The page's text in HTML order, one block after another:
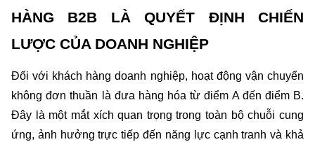
HÀNG B2B LÀ QUYẾT ĐỊNH CHIẾN
LƯỢC CỦA DOANH NGHIỆP
Đối với khách hàng doanh nghiệp, hoạt động vận chuyển
không đơn thuần là đưa hàng hóa từ điểm A đến điểm B.
Đây là một mắt xích quan trọng trong toàn bộ chuỗi cung
ứng, ảnh hưởng trực tiếp đến năng lực cạnh tranh và khả